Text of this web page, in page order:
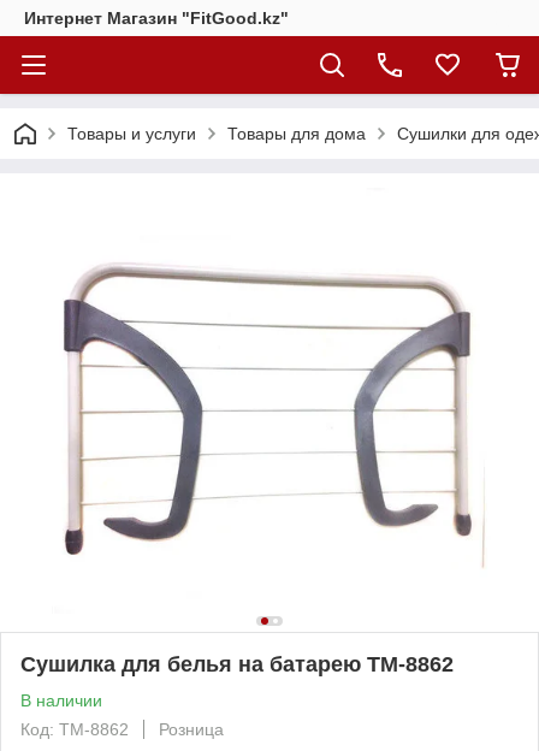
Интернет Магазин "FitGood.kz"
Товары и услуги Товары для дома Сушилки для
Сушилка для белья на батарею TM-8862
В наличии
Код: TM-8862
Розница